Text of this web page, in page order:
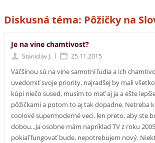
Diskusná téma: Pôžičky na
Je na vine chamtivosť?
Stanislav J. | 25.11.2015
Väčšinou sú na vine samotní ľudia a ich
uvedomiť svoje priority, najradšej by mali
kúpi niečo sused, musím to mať aj ja a ešte
pôžičkami a potom to aj tak dopadne. Netreba
coolové supermoderné veci, len preto, aby ste
dobou...Ja osobne mám napríklad TV z roku
pokiaľ fungovať bude, nepotrebujem nový.